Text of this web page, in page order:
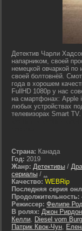
Детектив Чарли
напарником, своей
немецкой овчаркой по
своей болтовнёй.
года в хорошем
FullHD 1080p у нас
на смартфонах: Apple
любых устройствах
телевизорах Smart TV.
Страна: Канада
Год: 2019
Жанр: Детективы /
сериалы / ..
Качество: WEBRip
Последняя серия
Продолжительность:
Режиссер: Фелипе
В ролях: Джон Рирдон
Келли, Diesel vom
Патрик Квок-Чун,